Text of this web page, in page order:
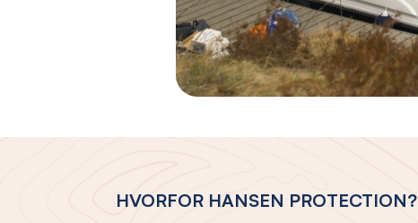
HVORFOR HANSEN PROTECTION?